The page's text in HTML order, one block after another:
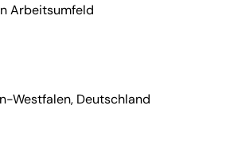
Arbeitsumfeld
Westfalen, Deutschland